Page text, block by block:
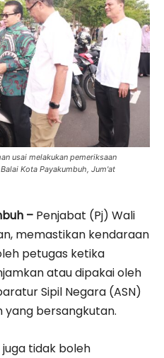
usai melakukan pemeriksaan
Kota Payakumbuh, Jum'at
– Penjabat (Pj) Wali
memastikan kendaraan
petugas ketika
atau dipakai oleh
Sipil Negara (ASN)
bersangkutan.
juga tidak boleh